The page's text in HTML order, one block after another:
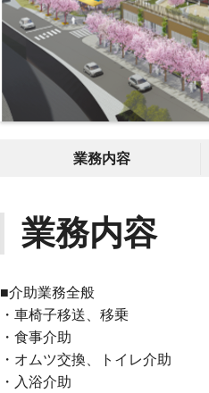
業務内容
業務内容
■介助業務全般
・車椅子移送、移乗
・食事介助
・オムツ交換、トイレ介助
・入浴介助